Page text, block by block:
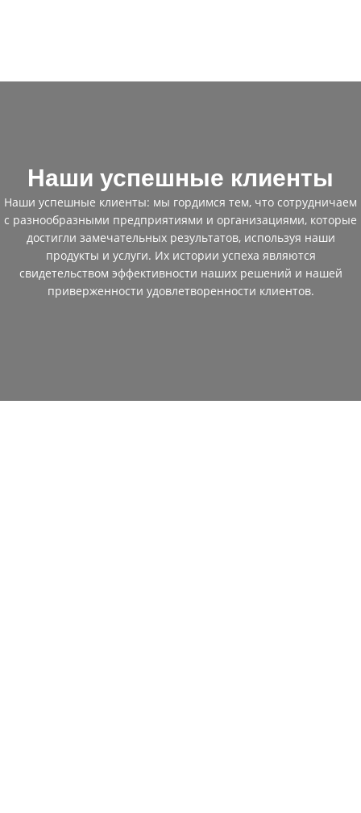
Наши успешные клиенты
Наши успешные клиенты: мы гордимся тем, что сотрудничаем
с разнообразными предприятиями и организациями, которые
достигли замечательных результатов, используя наши
продукты и услуги. Их истории успеха являются
свидетельством эффективности наших решений и нашей
приверженности удовлетворенности клиентов.